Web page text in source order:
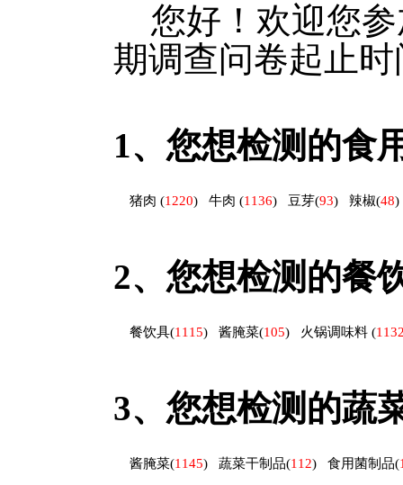
您好！欢迎您
期调查问卷起止时
1、 您想检测的食
猪肉 (1220) 牛肉 (1136) 豆芽(93) 辣椒(48)
2、 您想检测的餐
餐饮具(1115) 酱腌菜(105) 火锅调味料 (
3、 您想检测的蔬
酱腌菜(1145) 蔬菜干制品(112) 食用菌制品(